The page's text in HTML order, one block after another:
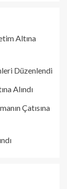
Altına
Düzenlendi
Alındı
Çatısına